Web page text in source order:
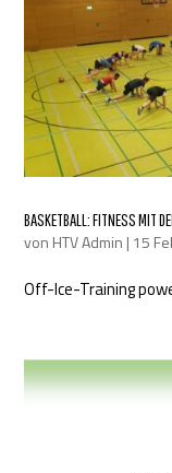
BASKETBALL: FITNESS MIT
von HTV Admin | 15
Off-Ice-Training